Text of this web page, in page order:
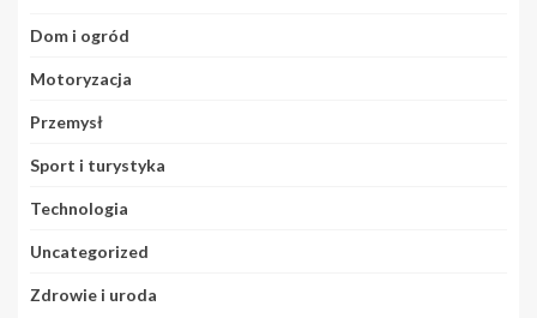
Dom i ogród
Motoryzacja
Przemysł
Sport i turystyka
Technologia
Uncategorized
Zdrowie i uroda